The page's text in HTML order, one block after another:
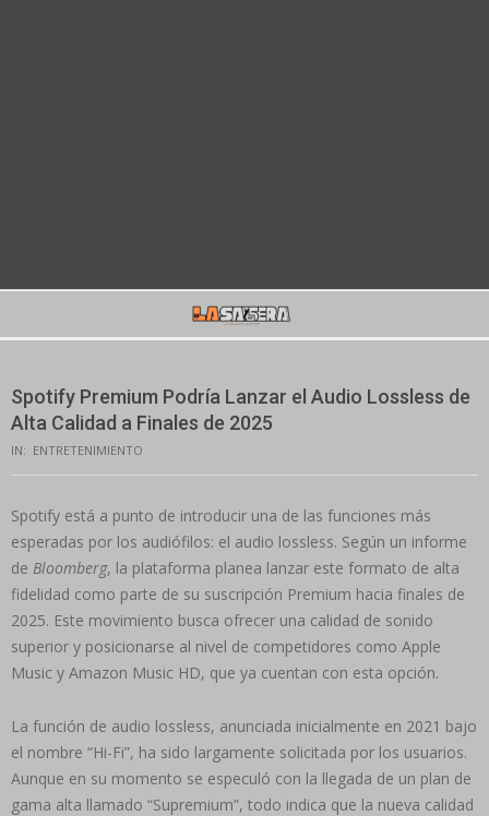
Spotify Premium Podría Lanzar el Audio Lossless de
Alta Calidad a Finales de 2025
IN: ENTRETENIMIENTO
Spotify está a punto de introducir una de las funciones más
esperadas por los audiófilos: el audio lossless. Según un informe
de Bloomberg, la plataforma planea lanzar este formato de alta
fidelidad como parte de su suscripción Premium hacia finales de
2025. Este movimiento busca ofrecer una calidad de sonido
superior y posicionarse al nivel de competidores como Apple
Music y Amazon Music HD, que ya cuentan con esta opción.
La función de audio lossless, anunciada inicialmente en 2021 bajo
el nombre “Hi-Fi”, ha sido largamente solicitada por los usuarios.
Aunque en su momento se especuló con la llegada de un plan de
gama alta llamado “Supremium”, todo indica que la nueva calidad